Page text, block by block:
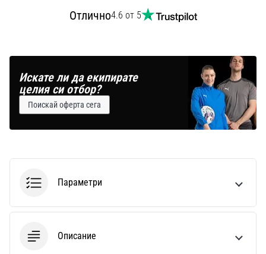
Отлично4.6 от 5
Искате ли да екипирате
целия си отбор?
Поискай оферта сега
Параметри
Описание